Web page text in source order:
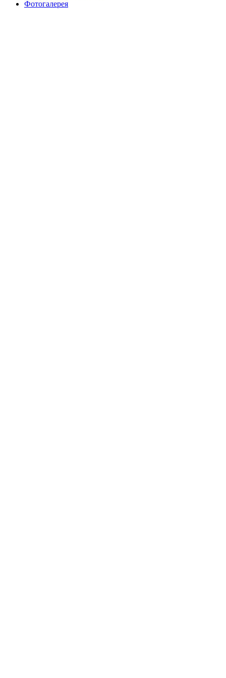
Фотогалерея